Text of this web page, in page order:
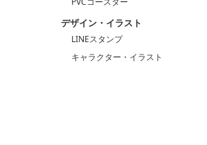
デザイン・イラスト
LINEスタンプ
キャラクター・イラスト